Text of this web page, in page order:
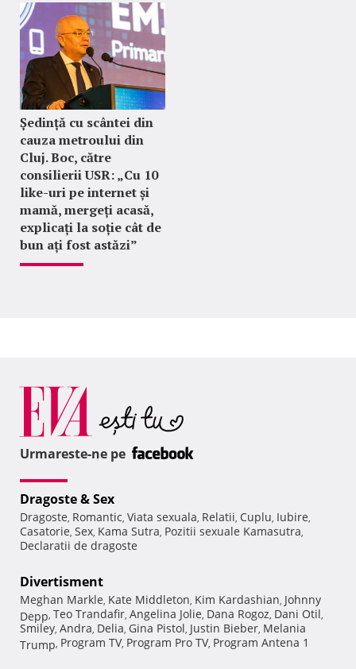
Ședință cu scântei din
cauza metroului din
Cluj. Boc, către
consilierii USR: „Cu 10
like-uri pe internet și
mamă, mergeți acasă,
explicați la soție cât de
bun ați fost astăzi”
Urmareste-ne pe
Dragoste & Sex
Dragoste, Romantic, Viata sexuala, Relatii, Cuplu, Iubire,
Casatorie, Sex, Kama Sutra, Pozitii sexuale Kamasutra,
Declaratii de dragoste
Divertisment
Meghan Markle, Kate Middleton, Kim Kardashian, Johnny
Depp, Teo Trandafir, Angelina Jolie, Dana Rogoz, Dani Otil,
Smiley, Andra, Delia, Gina Pistol, Justin Bieber, Melania
Trump, Program TV, Program Pro TV, Program Antena 1